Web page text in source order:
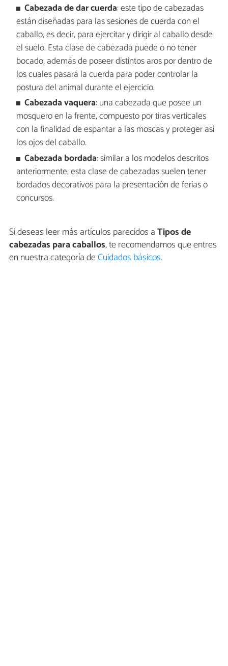
Cabezada de dar cuerda: este tipo de cabezadas
están diseñadas para las sesiones de cuerda con el
caballo, es decir, para ejercitar y dirigir al caballo desde
el suelo. Esta clase de cabezada puede o no tener
bocado, además de poseer distintos aros por dentro de
los cuales pasará la cuerda para poder controlar la
postura del animal durante el ejercicio.
Cabezada vaquera: una cabezada que posee un
mosquero en la frente, compuesto por tiras verticales
con la finalidad de espantar a las moscas y proteger así
los ojos del caballo.
Cabezada bordada: similar a los modelos descritos
anteriormente, esta clase de cabezadas suelen tener
bordados decorativos para la presentación de ferias o
concursos.
Si deseas leer más artículos parecidos aTipos de
cabezadas para caballos, te recomendamos que entres
en nuestra categoría deCuidados básicos.